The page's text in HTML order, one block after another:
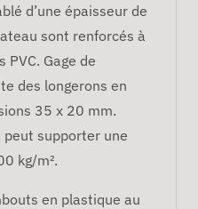
d’une épaisseur de
sont renforcés à
PVC. Gage de
des longerons en
35 x 20 mm.
supporter une
kg/m².
en plastique au